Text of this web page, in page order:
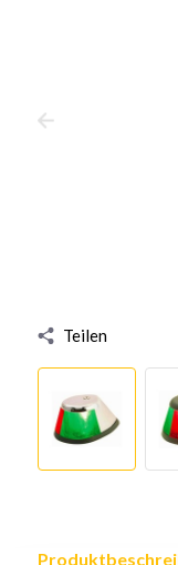
Teilen